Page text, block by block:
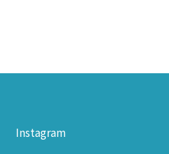
Instagram